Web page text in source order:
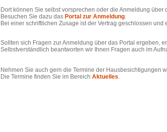
Dort können Sie selbst vorsprechen oder die Anmeldung über
Besuchen Sie dazu das Portal zur Anmeldung.
Bei einer schriftlichen Zusage ist der Vertrag geschlossen
Sollten sich Fragen zur Anmeldung über das Portal ergeben,
Selbstverständlich beantworten wir Ihnen Fragen auch im
Nehmen Sie auch gern die Termine der Hausbesichtigungen
Die Termine finden Sie im Bereich Aktuelles.